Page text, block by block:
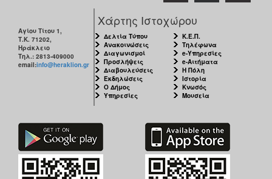
Αγίου Τίτου 1,
Τ.Κ. 71202,
Ηράκλειο
Τηλ.: 2813-409000
email:info@heraklion.gr
Χάρτης Ιστοχώρου
Δελτία Τύπου
Ανακοινώσεις
Διαγωνισμοί
Προσλήψεις
Διαβουλεύσεις
Εκδηλώσεις
Ο Δήμος
Υπηρεσίες
Κ.Ε.Π.
Τηλέφωνα
e-Υπηρεσίες
e-Αιτήματα
Η Πόλη
Ιστορία
Κνωσός
Μουσεία